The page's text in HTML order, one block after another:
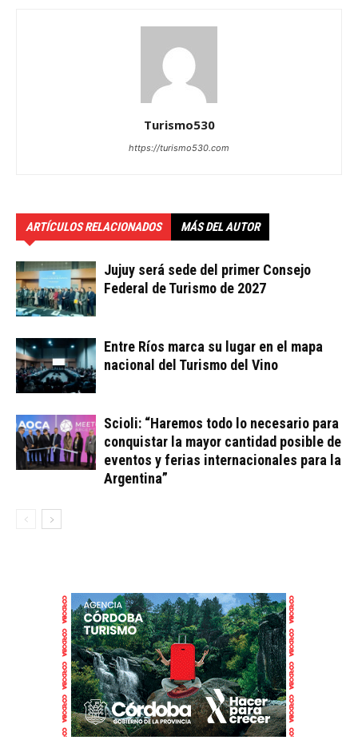
Turismo530
https://turismo530.com
ARTÍCULOS RELACIONADOS MÁS DEL AUTOR
Jujuy será sede del primer Consejo
Federal de Turismo de 2027
Entre Ríos marca su lugar en el mapa
nacional del Turismo del Vino
Scioli: “Haremos todo lo necesario para
conquistar la mayor cantidad posible de
eventos y ferias internacionales para la
Argentina”